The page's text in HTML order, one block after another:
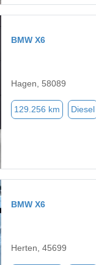
BMW X6
Hagen, 58089
129.256 km Diesel
BMW X6
Herten, 45699